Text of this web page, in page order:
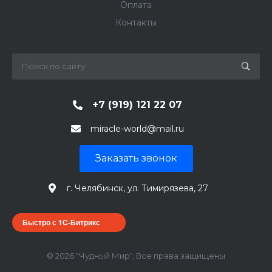
Оплата
Контакты
+7 (919) 121 22 07
miracle-world@mail.ru
Заказать звонок
г. Челябинск, ул. Тимирязева, 27
Быстро с 1С-Битрикс
© 2026 "Чудный Мир", Все права защищены